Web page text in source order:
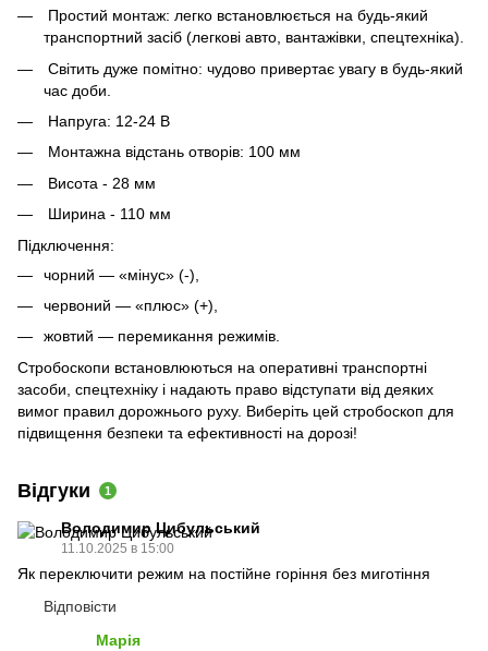
Простий монтаж: легко встановлюється на будь-який
транспортний засіб (легкові авто, вантажівки, спецтехніка).
Світить дуже помітно: чудово привертає увагу в будь-який
час доби.
Напруга: 12-24 В
Монтажна відстань отворів: 100 мм
Висота - 28 мм
Ширина - 110 мм
Підключення:
чорний — «мінус» (-),
червоний — «плюс» (+),
жовтий — перемикання режимів.
Стробоскопи встановлюються на оперативні транспортні
засоби, спецтехніку і надають право відступати від деяких
вимог правил дорожнього руху. Виберіть цей стробоскоп для
підвищення безпеки та ефективності на дорозі!
Відгуки 1
Володимир Цибульський
11.10.2025 в 15:00
Як переключити режим на постійне горіння без миготіння
Відповісти
Марія